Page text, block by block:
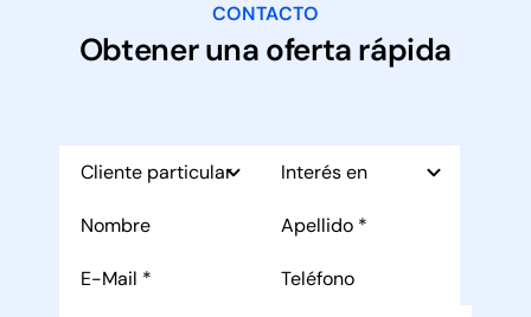
CONTACTO
Obtener una oferta rápida